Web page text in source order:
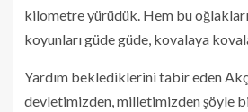
kilometre yürüdük. Hem bu oğlakları
koyunları güde güde, kovalaya
Yardım beklediklerini tabir eden
devletimizden, milletimizden şöyle